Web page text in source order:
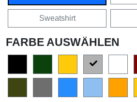
Sweatshirt
FARBE AUSWÄHLEN